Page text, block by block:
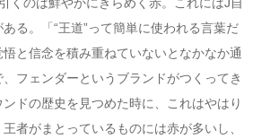
る。「“王道”って簡単に使われる言葉だ
と信念を積み重ねていないとなかなか通
フェンダーというブランドがつくってき
ドの歴史を見つめた時に、これはやはり
者がまとっているものには赤が多いし、